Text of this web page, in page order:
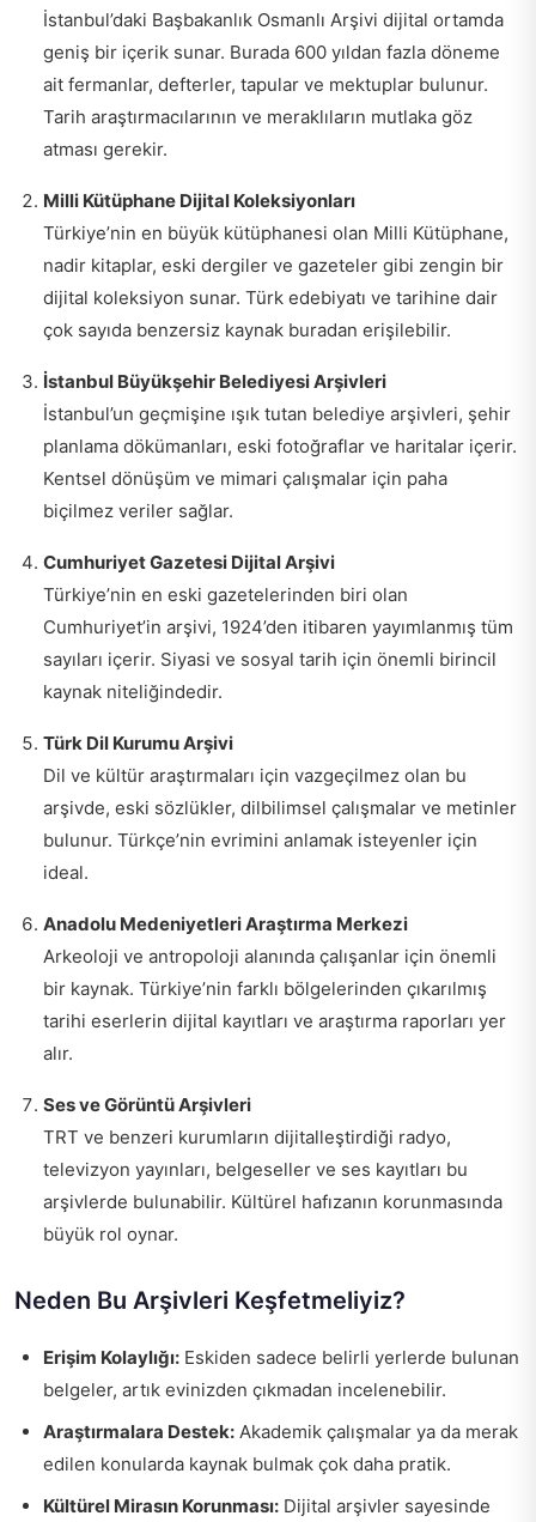
İstanbul’daki Başbakanlık Osmanlı Arşivi dijital ortamda
geniş bir içerik sunar. Burada 600 yıldan fazla döneme
ait fermanlar, defterler, tapular ve mektuplar bulunur.
Tarih araştırmacılarının ve meraklıların mutlaka göz
atması gerekir.
Milli Kütüphane Dijital Koleksiyonları
Türkiye’nin en büyük kütüphanesi olan Milli Kütüphane,
nadir kitaplar, eski dergiler ve gazeteler gibi zengin bir
dijital koleksiyon sunar. Türk edebiyatı ve tarihine dair
çok sayıda benzersiz kaynak buradan erişilebilir.
İstanbul Büyükşehir Belediyesi Arşivleri
İstanbul’un geçmişine ışık tutan belediye arşivleri, şehir
planlama dökümanları, eski fotoğraflar ve haritalar içerir.
Kentsel dönüşüm ve mimari çalışmalar için paha
biçilmez veriler sağlar.
Cumhuriyet Gazetesi Dijital Arşivi
Türkiye’nin en eski gazetelerinden biri olan
Cumhuriyet’in arşivi, 1924’den itibaren yayımlanmış tüm
sayıları içerir. Siyasi ve sosyal tarih için önemli birincil
kaynak niteliğindedir.
Türk Dil Kurumu Arşivi
Dil ve kültür araştırmaları için vazgeçilmez olan bu
arşivde, eski sözlükler, dilbilimsel çalışmalar ve metinler
bulunur. Türkçe’nin evrimini anlamak isteyenler için
ideal.
Anadolu Medeniyetleri Araştırma Merkezi
Arkeoloji ve antropoloji alanında çalışanlar için önemli
bir kaynak. Türkiye’nin farklı bölgelerinden çıkarılmış
tarihi eserlerin dijital kayıtları ve araştırma raporları yer
alır.
Ses ve Görüntü Arşivleri
TRT ve benzeri kurumların dijitalleştirdiği radyo,
televizyon yayınları, belgeseller ve ses kayıtları bu
arşivlerde bulunabilir. Kültürel hafızanın korunmasında
büyük rol oynar.
Neden Bu Arşivleri Keşfetmeliyiz?
Erişim Kolaylığı: Eskiden sadece belirli yerlerde bulunan
belgeler, artık evinizden çıkmadan incelenebilir.
Araştırmalara Destek: Akademik çalışmalar ya da merak
edilen konularda kaynak bulmak çok daha pratik.
Kültürel Mirasın Korunması: Dijital arşivler sayesinde